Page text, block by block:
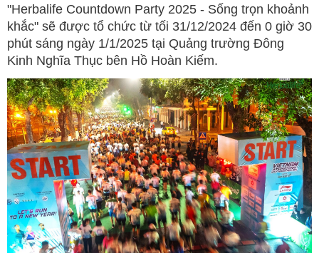
"Herbalife Countdown Party 2025 - Sống trọn khoảnh
khắc" sẽ được tổ chức từ tối 31/12/2024 đến 0 giờ 30
phút sáng ngày 1/1/2025 tại Quảng trường Đông
Kinh Nghĩa Thục bên Hồ Hoàn Kiếm.